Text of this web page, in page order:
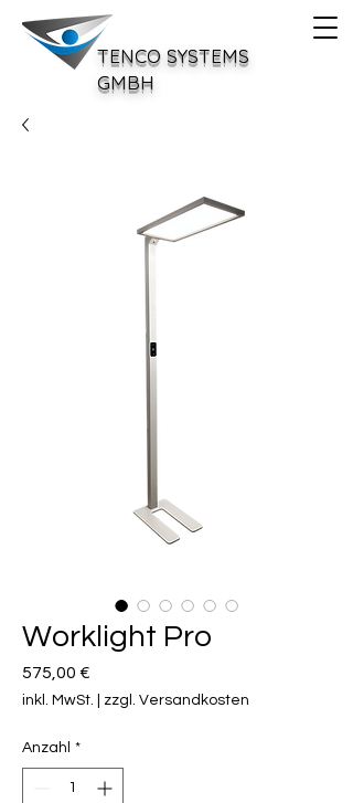
TENCO SYSTEMS
GMBH
Worklight Pro
575,00 €
inkl. MwSt. zzgl. Versandkosten
Anzahl *